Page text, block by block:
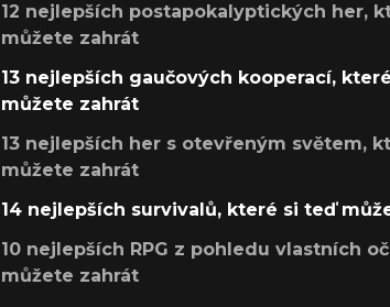
12 nejlepších postapokalyptických her,
můžete zahrát
13 nejlepších gaučových kooperací,
můžete zahrát
13 nejlepších her s otevřeným světem,
můžete zahrát
14 nejlepších survivalů, které si teď
10 nejlepších RPG z pohledu vlastních
můžete zahrát